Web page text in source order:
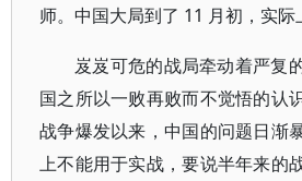
师。中国大局到了 11 月初，实际
岌岌可危的战局牵动着严复
国之所以一败再败而不觉悟的认
战争爆发以来，中国的问题日渐
上不能用于实战，要说半年来的